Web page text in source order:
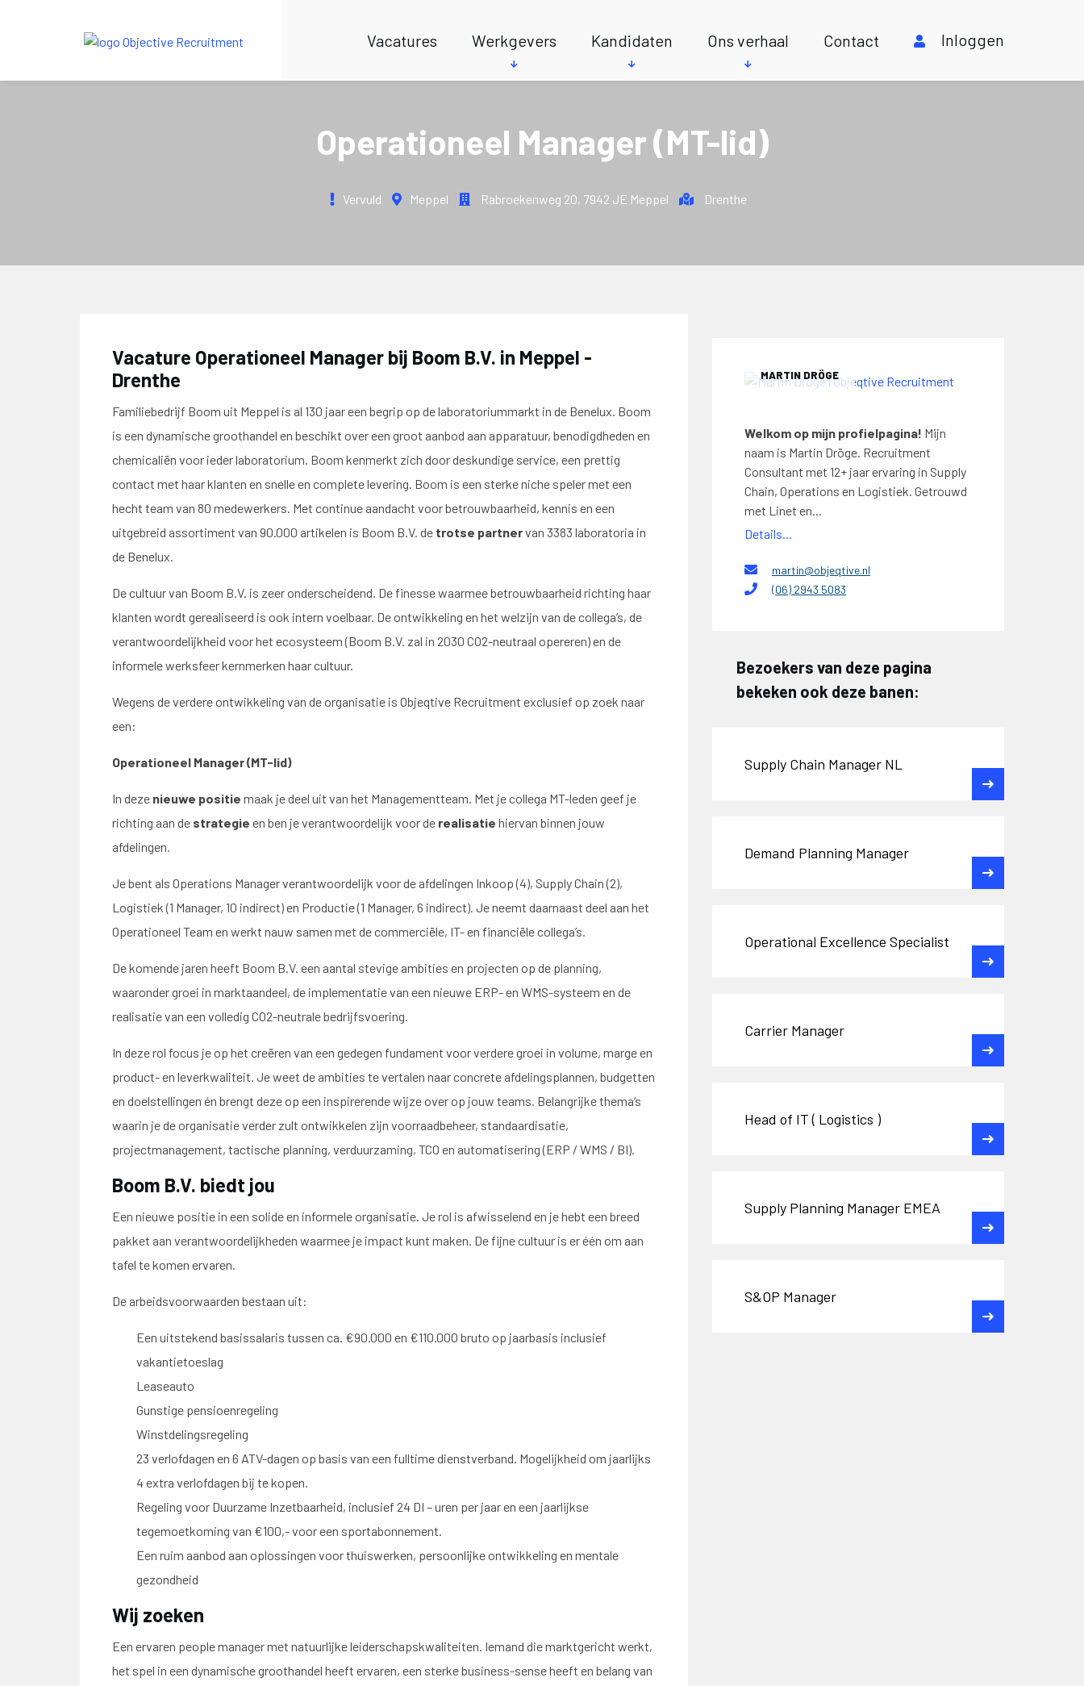
Vacatures Werkgevers Kandidaten Ons verhaal Contact Inloggen
Operationeel Manager (MT-lid)
Vervuld Meppel Rabroekenweg 20, 7942 JE Meppel Drenthe
Vacature Operationeel Manager bij Boom B.V. in Meppel -
Drenthe
Familiebedrijf Boom uit Meppel is al 130 jaar een begrip op de laboratoriummarkt in de Benelux. Boom
is een dynamische groothandel en beschikt over een groot aanbod aan apparatuur, benodigdheden en
chemicaliën voor ieder laboratorium. Boom kenmerkt zich door deskundige service, een prettig
contact met haar klanten en snelle en complete levering. Boom is een sterke niche speler met een
hecht team van 80 medewerkers. Met continue aandacht voor betrouwbaarheid, kennis en een
uitgebreid assortiment van 90.000 artikelen is Boom B.V. de trotse partnervan 3383 laboratoria in
de Benelux.
De cultuur van Boom B.V. is zeer onderscheidend. De finesse waarmee betrouwbaarheid richting haar
klanten wordt gerealiseerd is ook intern voelbaar. De ontwikkeling en het welzijn van de collega’s, de
verantwoordelijkheid voor het ecosysteem (Boom B.V. zal in 2030 CO2-neutraal opereren) en de
informele werksfeer kernmerken haar cultuur.
Wegens de verdere ontwikkeling van de organisatie is Objeqtive Recruitment exclusief op zoek naar
een:
Operationeel Manager (MT-lid)
In deze nieuwe positie maak je deel uit van het Managementteam. Met je collega MT-leden geef je
richting aan de strategie en ben je verantwoordelijk voor de realisatie hiervan binnen jouw
afdelingen.
Je bent als Operations Manager verantwoordelijk voor de afdelingen Inkoop (4), Supply Chain (2),
Logistiek (1 Manager, 10 indirect) en Productie (1 Manager, 6 indirect). Je neemt daarnaast deel aan het
Operationeel Team en werkt nauw samen met de commerciële, IT- en financiële collega’s.
De komende jaren heeft Boom B.V. een aantal stevige ambities en projecten op de planning,
waaronder groei in marktaandeel, de implementatie van een nieuwe ERP- en WMS-systeem en de
realisatie van een volledig CO2-neutrale bedrijfsvoering.
In deze rol focus je op het creëren van een gedegen fundament voor verdere groei in volume, marge en
product- en leverkwaliteit. Je weet de ambities te vertalen naar concrete afdelingsplannen, budgetten
en doelstellingen én brengt deze op een inspirerende wijze over op jouw teams. Belangrijke thema’s
waarin je de organisatie verder zult ontwikkelen zijn voorraadbeheer, standaardisatie,
projectmanagement, tactische planning, verduurzaming, TCO en automatisering (ERP / WMS / BI).
Boom B.V. biedt jou
Een nieuwe positie in een solide en informele organisatie. Je rol is afwisselend en je hebt een breed
pakket aan verantwoordelijkheden waarmee je impact kunt maken. De fijne cultuur is er één om aan
tafel te komen ervaren.
De arbeidsvoorwaarden bestaan uit:
Een uitstekend basissalaris tussen ca. €90.000 en €110.000 bruto op jaarbasis inclusief
vakantietoeslag
Leaseauto
Gunstige pensioenregeling
Winstdelingsregeling
23 verlofdagen en 6 ATV-dagen op basis van een fulltime dienstverband. Mogelijkheid om jaarlijks
4 extra verlofdagen bij te kopen.
Regeling voor Duurzame Inzetbaarheid, inclusief 24 DI – uren per jaar en een jaarlijkse
tegemoetkoming van €100,- voor een sportabonnement.
Een ruim aanbod aan oplossingen voor thuiswerken, persoonlijke ontwikkeling en mentale
gezondheid
Wij zoeken
Een ervaren people manager met natuurlijke leiderschapskwaliteiten. Iemand die marktgericht werkt,
het spel in een dynamische groothandel heeft ervaren, een sterke business-sense heeft en belang van
MARTIN DRÖGE
Welkom op mijn profielpagina! Mijn
naam is Martin Dröge. Recruitment
Consultant met 12+ jaar ervaring in Supply
Chain, Operations en Logistiek. Getrouwd
met Linet en...
Details...
martin@objeqtive.nl
(06) 2943 5083
Bezoekers van deze pagina
bekeken ook deze banen:
Supply Chain Manager NL
Demand Planning Manager
Operational Excellence Specialist
Carrier Manager
Head of IT ( Logistics )
Supply Planning Manager EMEA
S&OP Manager